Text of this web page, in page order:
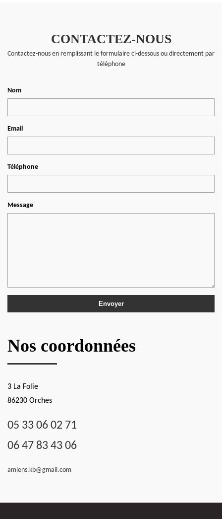
CONTACTEZ-NOUS
Contactez-nous en remplissant le formulaire ci-dessous ou directement par
téléphone
Nom
Email
Téléphone
Message
Nos coordonnées
3 La Folie
86230 Orches
05 33 06 02 71
06 47 83 43 06
amiens.kb@gmail.com